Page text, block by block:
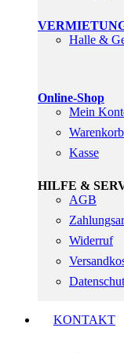
Halle &
Online-Shop
Mein
Warenkorb
Kasse
HILFE &
AGB
Widerruf
KONTAKT